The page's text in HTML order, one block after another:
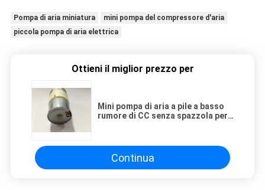
Pompa di aria miniatura
mini pompa del compressore d'aria
piccola pompa di aria elettrica
Ottieni il miglior prezzo per
Mini pompa di aria a pile a basso
rumore di CC senza spazzola per
Continua